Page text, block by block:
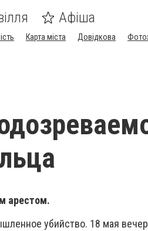
Афіша
Карта міста Довідкова
арестом.
убийство. 18 мая